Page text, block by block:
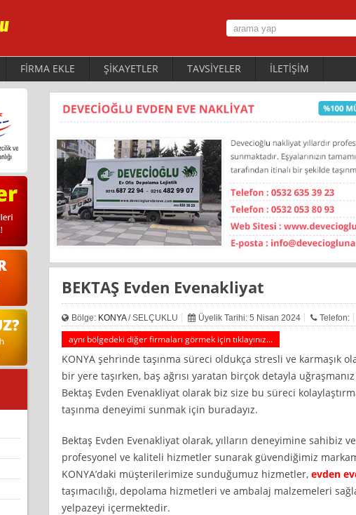
FİRMA EKLE ŞİKAYETLER TAVSİYELER İLETİŞİM
BEKTAŞ Evden Evenakliyat
Bölge: KONYA/ SELÇUKLU Üyelik Tarihi: 5 Nisan 2024 Telefon:
aynı bölgedeki diğer firmaları görmek için tıklayınız...
KONYA şehrinde taşınma süreci oldukça stresli ve karmaşık
bir yere taşırken, baş ağrısı yaratan birçok detayla
Bektaş Evden Evenakliyat olarak biz size bu süreci
taşınma deneyimi sunmak için buradayız.
Bektaş Evden Evenakliyat olarak, yılların deneyimine sahibiz
profesyonel ve kaliteli hizmetler sunarak güvendiğimiz
KONYA’daki müşterilerimize sunduğumuz hizmetler, evden
taşımacılığı, depolama hizmetleri ve ambalaj malzemeleri
yelpazeyi içermektedir.